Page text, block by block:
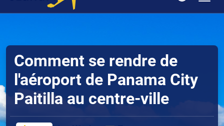
Comment se rendre de
l'aéroport de Panama City
Paitilla au centre-ville